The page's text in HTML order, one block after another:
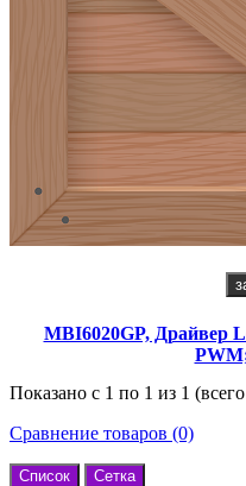
MBI6020GP, Драйвер
Показано с 1 по 1 из 1
Сравнение товаров (0)
Список Сетка